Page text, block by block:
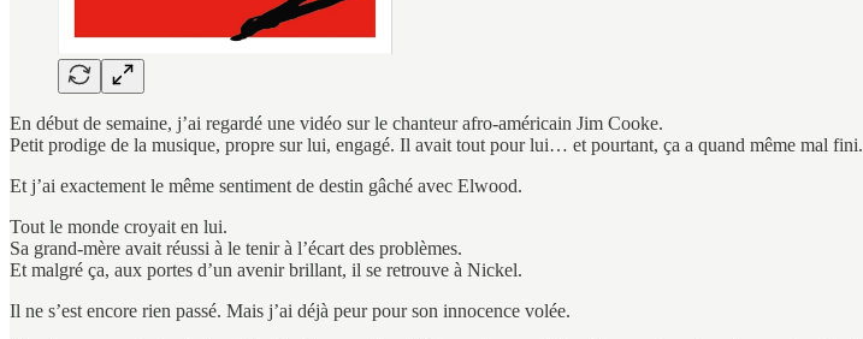
En début de semaine, j’ai regardé une vidéo sur le chanteur afro-américain Jim Cooke.
Petit prodige de la musique, propre sur lui, engagé. Il avait tout pour lui… et pourtant, ça a quand même mal fini.
Et j’ai exactement le même sentiment de destin gâché avec Elwood.
Tout le monde croyait en lui.
Sa grand-mère avait réussi à le tenir à l’écart des problèmes.
Et malgré ça, aux portes d’un avenir brillant, il se retrouve à Nickel.
Il ne s’est encore rien passé. Mais j’ai déjà peur pour son innocence volée.